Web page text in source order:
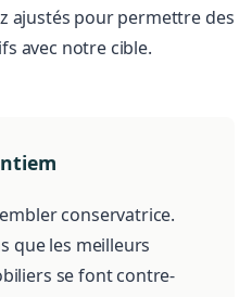
ajustés pour permettre des
avec notre cible.
conservatrice.
que les meilleurs
se font contre-